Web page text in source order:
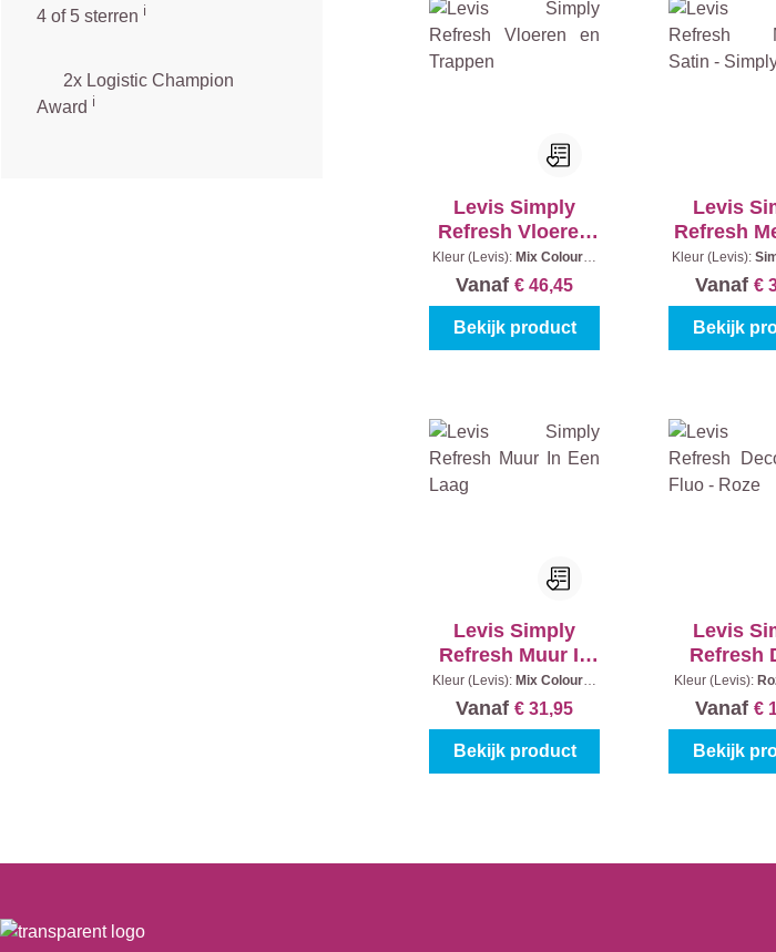
4 of 5 sterren ℹ️
2x Logistic Champion
Award ℹ️
Levis Simply
Refresh Vloeren
en Trappen
Kleur (Levis): Mix Colours|
Vanaf€ 46,45
Bekijk product
Levis
Refresh
Satin -
Kleur (Levis):
Vanaf€
Bekijk
Levis Simply
Refresh Muur In
Een Laag
Kleur (Levis): Mix Colours|
Vanaf€ 31,95
Bekijk product
Levis
Refresh
Spray
Kleur (Levis):
Vanaf€
Bekijk